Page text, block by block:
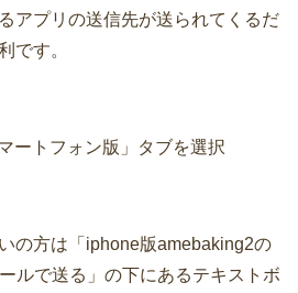
アプリの送信先が送られてくるだ
です。
ートフォン版」タブを選択
の方は「iphone版amebaking2の
ルで送る」の下にあるテキストボ